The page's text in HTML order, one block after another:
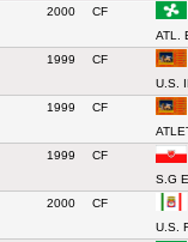
2000 CF
ATL.
1999 CF
U.S.
1999 CF
1999 CF
S.G
2000 CF
U.S.